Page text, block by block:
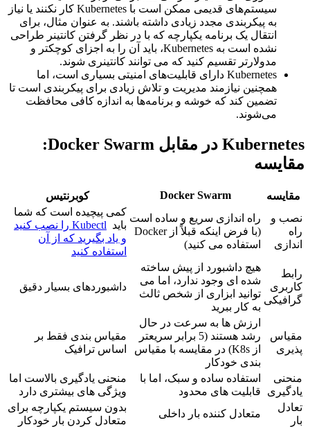
سیستم‌های قدیمی ممکن است با Kubernetes کار نکنند یا نیاز
به پیکربندی مجدد زیادی داشته باشند. به عنوان مثال، برای
انتقال یک برنامه یکپارچه که با در نظر گرفتن کانتینر طراحی
نشده است به Kubernetes، باید آن را به اجزای کوچکتر و
مدولارتر تقسیم کنید که می توانند کانتینری شوند.
Kubernetes دارای قابلیت‌های امنیتی بسیاری است، اما
همچنین نیازمند مدیریت و تلاش زیادی برای پیکربندی است تا
تضمین کند که خوشه و برنامه‌ها به اندازه کافی محافظت
می‌شوند.
Kubernetes در مقابل Docker Swarm:
مقایسه
مقایسه Docker Swarm
کوبرنتیس
نصب و
راه
اندازی
راه اندازی سریع و ساده است
(با فرض اینکه قبلاً از Docker
استفاده می کنید)
کمی پیچیده است که شما
باید
Kubectl را نصب کنید
و یاد بگیرید که از آن
استفاده کنید
رابط
کاربری
گرافیکی
هیچ داشبورد از پیش ساخته
شده ای وجود ندارد، اما می
توانید ابزاری از شخص ثالث
به کار ببرید
داشبوردهای بسیار دقیق
مقیاس
پذیری
ارزش ها به سرعت در حال
رشد هستند (5 برابر سریعتر
از K8s) در مقایسه با مقیاس
بندی خودکار
مقیاس بندی فقط بر
اساس ترافیک
منحنی
یادگیری
استفاده ساده و سبک، اما با
قابلیت های محدود
منحنی یادگیری بالاست اما
ویژگی های بیشتری دارد
تعادل
بار
متعادل کننده بار داخلی
بدون سیستم یکپارچه برای
متعادل کردن بار خودکار